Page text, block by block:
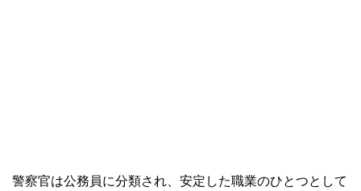
警察官は公務員に分類され、安定した職業のひとつとして